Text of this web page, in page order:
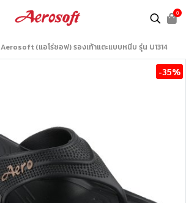
0
Aerosoft (แอโร่ซอฟ) รองเท้าแตะแบบหนีบ รุ่น U1314
-35%